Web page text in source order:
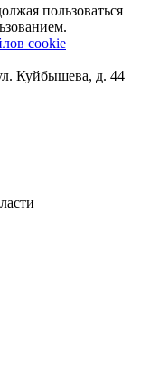
пользоваться
cookie
Куйбышева, д. 44